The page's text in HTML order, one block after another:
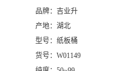
品牌： 吉业升
产地： 湖北
型号： 纸板桶
货号： W01149